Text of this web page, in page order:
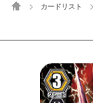
ホームカードリスト